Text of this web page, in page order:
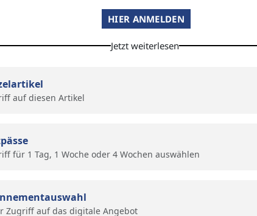
HIER ANMELDEN
Jetzt weiterlesen
auf diesen Artikel
für 1 Tag, 1 Woche oder 4 Wochen auswählen
Zugriff auf das digitale Angebot